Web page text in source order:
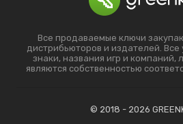
Все продаваемые ключи
дистрибьюторов и издателей.
знаки, названия игр и компаний,
являются собственностью
© 2018 - 2026